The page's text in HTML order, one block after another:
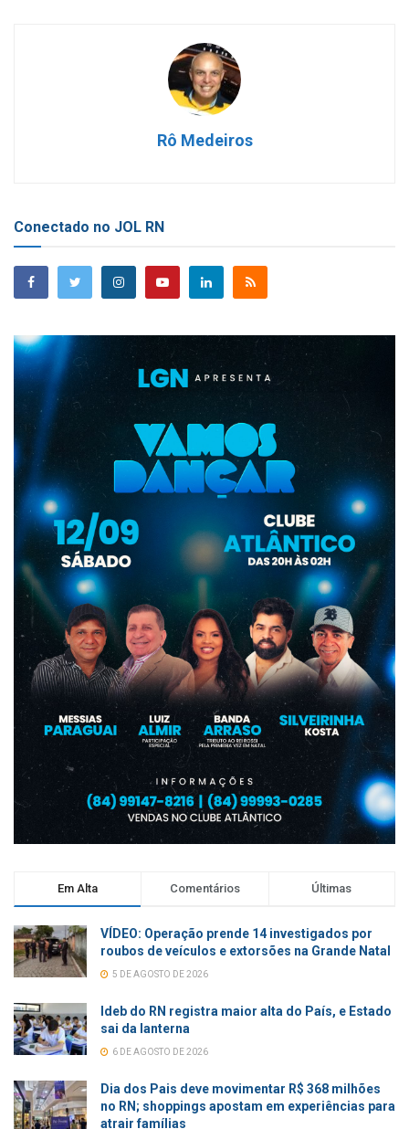
Rô Medeiros
Conectado no JOL RN
Em Alta Comentários Últimas
VÍDEO: Operação prende 14 investigados por
roubos de veículos e extorsões na Grande Natal
5 DE AGOSTO DE 2026
Ideb do RN registra maior alta do País, e Estado
sai da lanterna
6 DE AGOSTO DE 2026
Dia dos Pais deve movimentar R$ 368 milhões
no RN; shoppings apostam em experiências para
atrair famílias